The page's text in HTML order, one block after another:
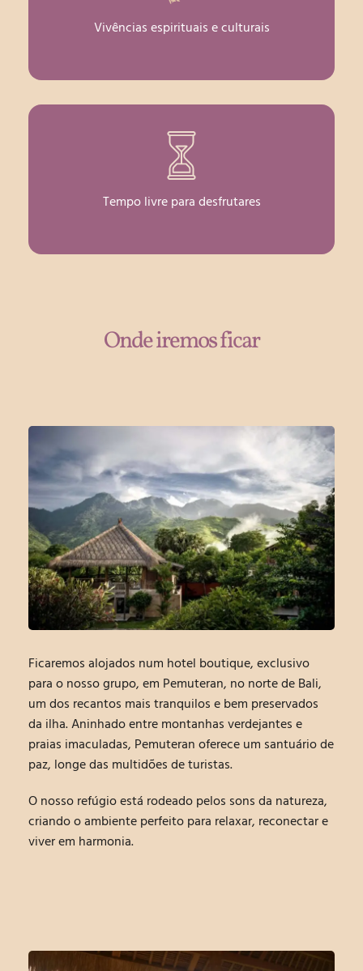
Vivências espirituais e culturais
Tempo livre para desfrutares
Onde iremos ficar
Ficaremos alojados num hotel boutique, exclusivo
para o nosso grupo, em Pemuteran, no norte de Bali,
um dos recantos mais tranquilos e bem preservados
da ilha. Aninhado entre montanhas verdejantes e
praias imaculadas, Pemuteran oferece um santuário de
paz, longe das multidões de turistas.
O nosso refúgio está rodeado pelos sons da natureza,
criando o ambiente perfeito para relaxar, reconectar e
viver em harmonia.